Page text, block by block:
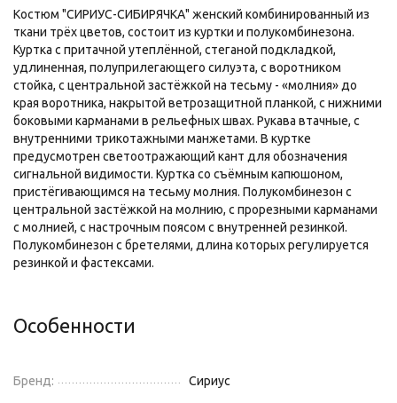
Костюм "СИРИУС-СИБИРЯЧКА" женский комбинированный из
ткани трёх цветов, состоит из куртки и полукомбинезона.
Куртка с притачной утеплённой, стеганой подкладкой,
удлиненная, полуприлегающего силуэта, с воротником
стойка, с центральной застёжкой на тесьму - «молния» до
края воротника, накрытой ветрозащитной планкой, с нижними
боковыми карманами в рельефных швах. Рукава втачные, с
внутренними трикотажными манжетами. В куртке
предусмотрен светоотражающий кант для обозначения
сигнальной видимости. Куртка со съёмным капюшоном,
пристёгивающимся на тесьму молния. Полукомбинезон с
центральной застёжкой на молнию, с прорезными карманами
с молнией, с настрочным поясом с внутренней резинкой.
Полукомбинезон с бретелями, длина которых регулируется
резинкой и фастексами.
Особенности
Бренд: Сириус